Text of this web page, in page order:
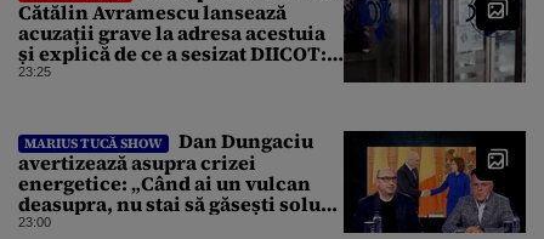
Cătălin Avramescu lansează
acuzații grave la adresa acestuia
și explică de ce a sesizat DIICOT:
„Făcea baie complet dezbrăcat cu
23:25
MARIUS TUCĂ SHOW
Dan Dungaciu
avertizează asupra crizei
energetice: „Când ai un vulcan
deasupra, nu stai să găsești soluții
cu leucoplast”
23:00